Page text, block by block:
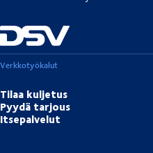
Verkkotyökalut
Tilaa kuljetus
Pyydä tarjous
Itsepalvelut